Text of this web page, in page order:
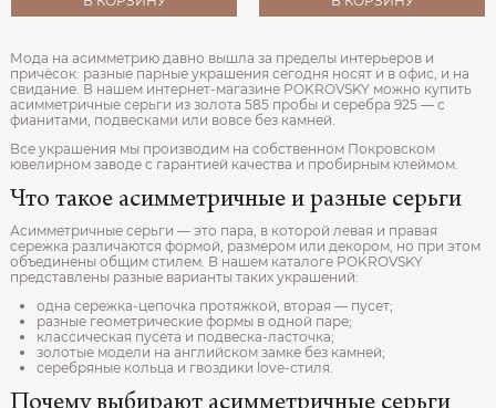
Мода на асимметрию давно вышла за пределы интерьеров и
причёсок: разные парные украшения сегодня носят и в офис, и на
свидание. В нашем интернет-магазине POKROVSKY можно купить
асимметричные серьги из золота 585 пробы и серебра 925 — с
фианитами, подвесками или вовсе без камней.
Все украшения мы производим на собственном Покровском
ювелирном заводе с гарантией качества и пробирным клеймом.
Что такое асимметричные и разные серьги
Асимметричные серьги — это пара, в которой левая и правая
сережка различаются формой, размером или декором, но при этом
объединены общим стилем. В нашем каталоге POKROVSKY
представлены разные варианты таких украшений:
одна сережка-цепочка протяжкой, вторая — пусет;
разные геометрические формы в одной паре;
классическая пусета и подвеска-ласточка;
золотые модели на английском замке без камней;
серебряные кольца и гвоздики love-стиля.